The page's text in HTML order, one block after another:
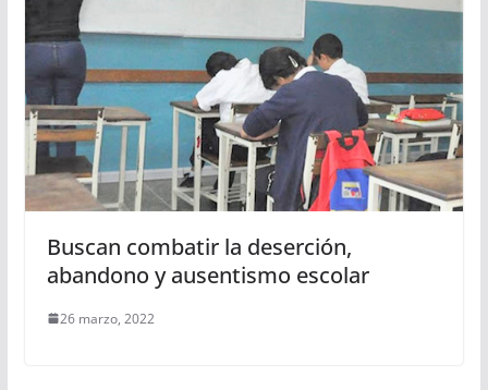
Buscan combatir la deserción,
abandono y ausentismo escolar
26 marzo, 2022